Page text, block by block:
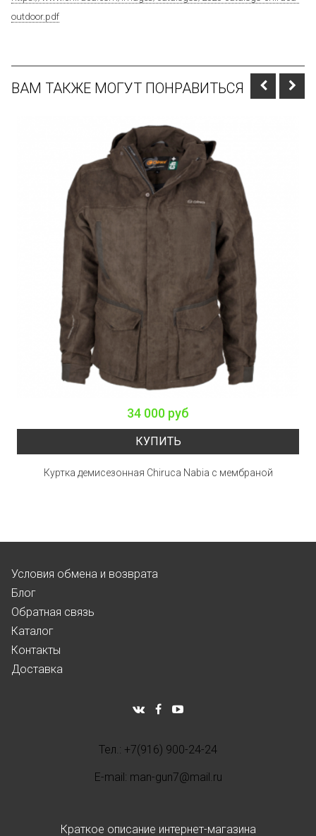
outdoor.pdf
ВАМ ТАКЖЕ МОГУТ ПОНРАВИТЬСЯ
34 000 руб
КУПИТЬ
Куртка демисезонная Chiruca Nabia с мембраной
Условия обмена и возврата
Блог
Обратная связь
Каталог
Контакты
Доставка
Тел.: +7(916) 900-24-24
E-mail: man-gun7@mail.ru
Краткое описание интернет-магазина